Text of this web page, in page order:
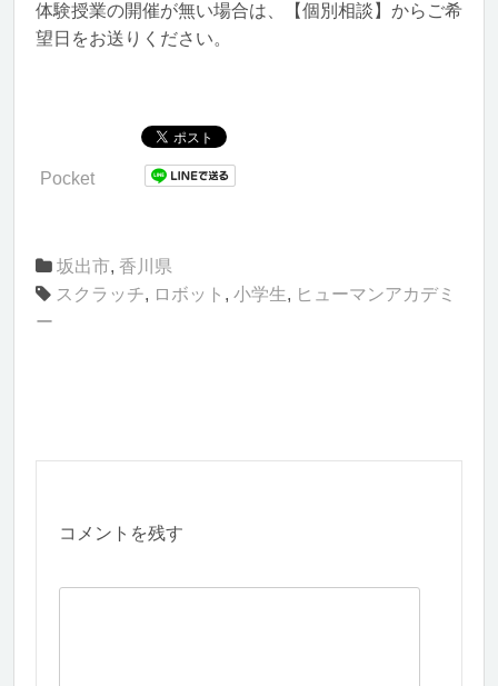
体験授業の開催が無い場合は、【個別相談】からご希
望日をお送りください。
Pocket
坂出市, 香川県
スクラッチ, ロボット , 小学生, ヒューマンアカデミ
ー
コメントを残す